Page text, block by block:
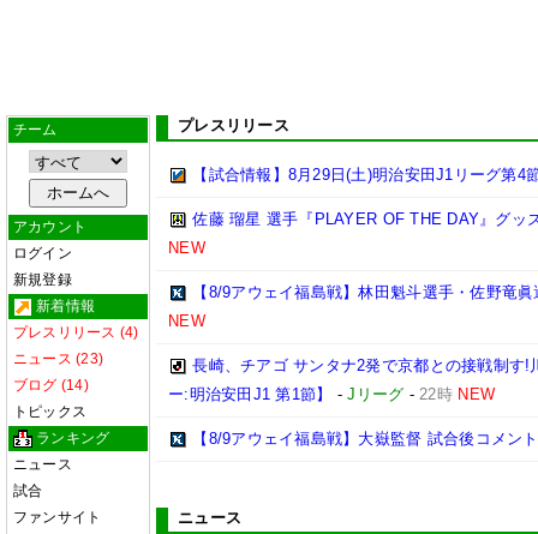
チーム
アカウント
ログイン
新規登録
新着情報
プレスリリース (4)
ニュース (23)
ブログ (14)
トピックス
ランキング
ニュース
試合
ファンサイト
プレスリリース
【試合情報】8月29日(土)明治安田J1リーグ第4
佐藤 瑠星 選手『PLAYER OF THE DAY』グッ
NEW
【8/9アウェイ福島戦】林田魁斗選手・佐野竜
NEW
長崎、チアゴ サンタナ2発で京都との接戦制す
ー:明治安田J1 第1節】
-Jリーグ -22時 NEW
【8/9アウェイ福島戦】大嶽監督 試合後コメント
ニュース